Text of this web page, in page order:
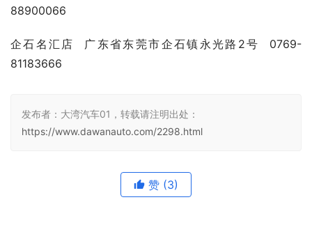
88900066
企石名汇店  广东省东莞市企石镇永光路2号  0769-
81183666
发布者：大湾汽车01，转载请注明出处：
https://www.dawanauto.com/2298.html
赞 (3)